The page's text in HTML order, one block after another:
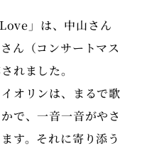
」は、中山さん
ん（コンサートマス
れました。
オリンは、まるで歌
で、一音一音がやさ
す。それに寄り添う